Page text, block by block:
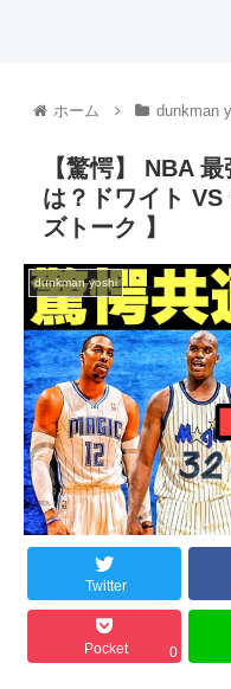
ホーム dunkman
【驚愕】 NBA
は？ドワイト
ズトーク 】
dunkman yoshi
Twitter
Pocket 0